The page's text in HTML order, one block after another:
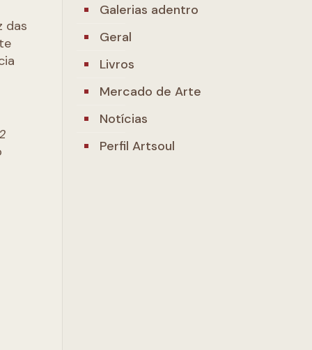
das
Galerias adentro
Geral
Livros
Mercado de Arte
Notícias
Perfil Artsoul